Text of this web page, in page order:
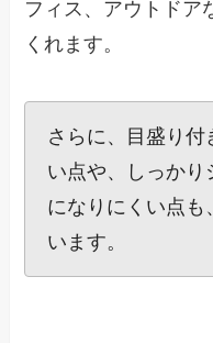
フィス、アウトドア
くれます。
さらに、目盛り
い点や、しっかり
になりにくい点も
います。